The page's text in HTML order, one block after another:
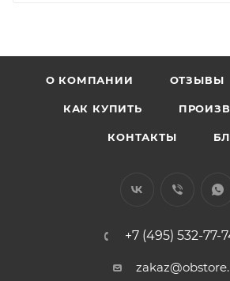
О КОМПАНИИ ОТЗЫВЫ
КАК КУПИТЬ
КОНТАКТЫ
+7 (495) 532-77-